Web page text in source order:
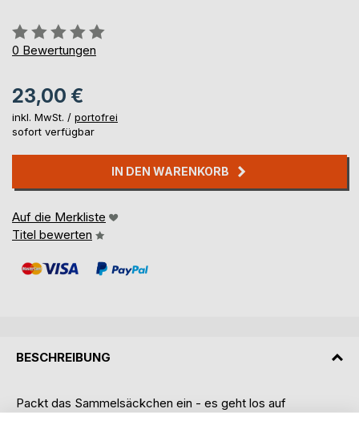
Bewertung::
0%
0 Bewertungen
23,00 €
inkl. MwSt. / portofrei
sofort verfügbar
IN DEN WARENKORB
Auf die Merkliste
Titel bewerten
BESCHREIBUNG
Packt das Sammelsäckchen ein - es geht los auf